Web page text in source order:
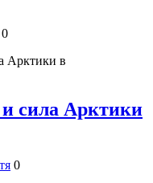
0
сила Арктики
0